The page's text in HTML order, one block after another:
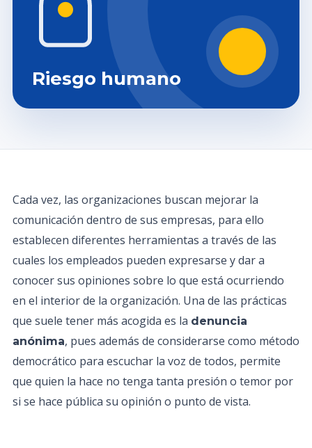
Riesgo humano
Cada vez, las organizaciones buscan mejorar la
comunicación dentro de sus empresas, para ello
establecen diferentes herramientas a través de las
cuales los empleados pueden expresarse y dar a
conocer sus opiniones sobre lo que está ocurriendo
en el interior de la organización. Una de las prácticas
que suele tener más acogida es la denuncia
anónima, pues además de considerarse como método
democrático para escuchar la voz de todos, permite
que quien la hace no tenga tanta presión o temor por
si se hace pública su opinión o punto de vista.